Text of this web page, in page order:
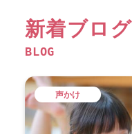
新着ブログ
BLOG
声かけ